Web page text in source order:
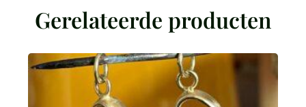
Gerelateerde producten